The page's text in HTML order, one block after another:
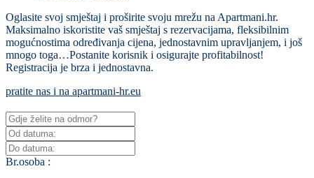
Oglasite svoj smještaj i proširite svoju mrežu na Apartmani.hr.
Maksimalno iskoristite vaš smještaj s rezervacijama, fleksibilnim
mogućnostima određivanja cijena, jednostavnim upravljanjem, i još
mnogo toga…Postanite korisnik i osigurajte profitabilnost!
Registracija je brza i jednostavna.
pratite nas i na apartmani-hr.eu
Br.osoba :